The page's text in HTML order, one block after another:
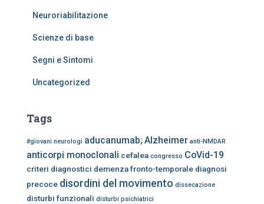
Neuroriabilitazione
Scienze di base
Segni e Sintomi
Uncategorized
Tags
#giovani neurologi aducanumab; Alzheimer anti-NMDAR
anticorpi monoclonali cefalea congresso CoVid-19
criteri diagnostici demenza fronto-temporale diagnosi
precoce disordini del movimento dissecazione
disturbi funzionali disturbi psichiatrici